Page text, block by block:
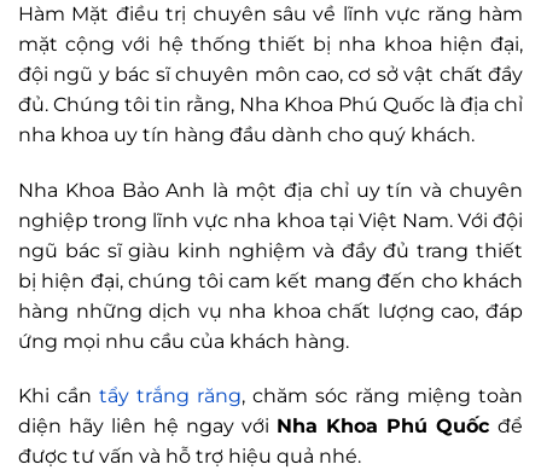
Hàm Mặt điều trị chuyên sâu về lĩnh vực răng hàm
mặt cộng với hệ thống thiết bị nha khoa hiện đại,
đội ngũ y bác sĩ chuyên môn cao, cơ sở vật chất đầy
đủ. Chúng tôi tin rằng, Nha Khoa Phú Quốc là địa chỉ
nha khoa uy tín hàng đầu dành cho quý khách.
Nha Khoa Bảo Anh là một địa chỉ uy tín và chuyên
nghiệp trong lĩnh vực nha khoa tại Việt Nam. Với đội
ngũ bác sĩ giàu kinh nghiệm và đầy đủ trang thiết
bị hiện đại, chúng tôi cam kết mang đến cho khách
hàng những dịch vụ nha khoa chất lượng cao, đáp
ứng mọi nhu cầu của khách hàng.
Khi cần tẩy trắng răng, chăm sóc răng miệng toàn
diện hãy liên hệ ngay với Nha Khoa Phú Quốc để
được tư vấn và hỗ trợ hiệu quả nhé.